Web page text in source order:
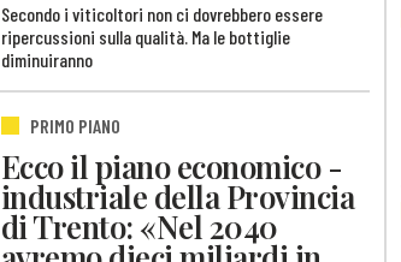
Secondo i viticoltori non ci dovrebbero essere
ripercussioni sulla qualità. Ma le bottiglie
diminuiranno
PRIMO PIANO
Ecco il piano economico -
industriale della Provincia
di Trento: «Nel 2040